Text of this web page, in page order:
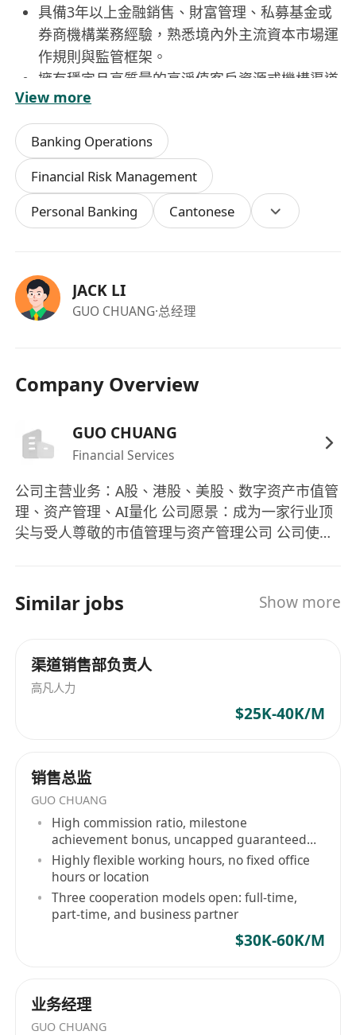
具備3年以上金融銷售、財富管理、私募基金或
券商機構業務經驗，熟悉境內外主流資本市場運
作規則與監管框架。
擁有穩定且高質量的高淨值客戶資源或機構渠道
網絡，能快速啟動業務並實現業績轉化。
對AI量化技術、市值管理邏輯及數字資產市場具
備基本認知，學習意願強，能理解並傳遞產品核
心價值。
結果導向思維突出，擅長自主規劃時間與目標，
具備優秀的溝通能力、談判技巧與客戶信任建立
能力。
價值主張，願意以長期主義視角投入事業共建，
接受多元化合作模式（全職／兼職／合伙人）。
成長空間並存。
貢獻直接掛鉤。
工作時間高度彈性，不限制固定辦公時段與地
點，以成果交付為核心考核標準。
開放全職、兼職及業務合伙人三種合作模式，支
持個體事業路徑多元發展。
View more
Banking Operations
Financial Risk Management
Personal Banking
Cantonese
JACK LI
GUO CHUANG·总经理
Company Overview
GUO CHUANG
Financial Services
公司主营业务：A股、港股、美股、数字资产市值管
理、资产管理、AI量化 公司愿景：成为一家行业顶
尖与受人尊敬的市值管理与资产管理公司 公司使
Similar jobs Show more
渠道销售部负责人
高凡人力
$25K-40K/M
销售总监
GUO CHUANG
High commission ratio, milestone
achievement bonus, uncapped guaranteed
salary
Highly flexible working hours, no fixed office
hours or location
Three cooperation models open: full-time,
part-time, and business partner
$30K-60K/M
业务经理
GUO CHUANG